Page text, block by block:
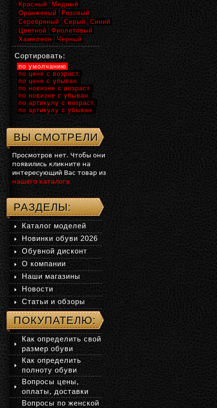
Красный
Медный
Оранжевый
Розовый
Серебряный
Серый
Синий
Цветной
Фиолетовый
Хамелеон
Черный
Сортировать:
по умолчанию
по цене с возраст.
по цене с убыван.
по новизне с возраст.
по новизне с убыван.
по артикулу с возраст.
по артикулу с убыван.
ВЫ СМОТРЕЛИ
Просмотров нет. Чтобы они
появились кликните на
интересующий Вас товар из
нашего каталога
РАЗДЕЛЫ:
Каталог моделей
Новинки обуви 2026
Обувной дисконт
О компании
Наши магазины
Новости
Статьи и обзоры
ПОКУПАТЕЛЮ:
Как определить свой
размер обуви
Как определить
полноту обуви
Вопросы цены,
оплаты, доставки
Вопросы по женской